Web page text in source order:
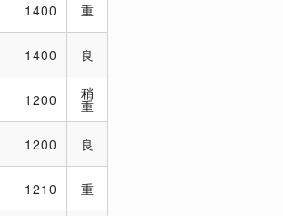
1400 重
1400 良
1200 稍
重
1200 良
1210 重